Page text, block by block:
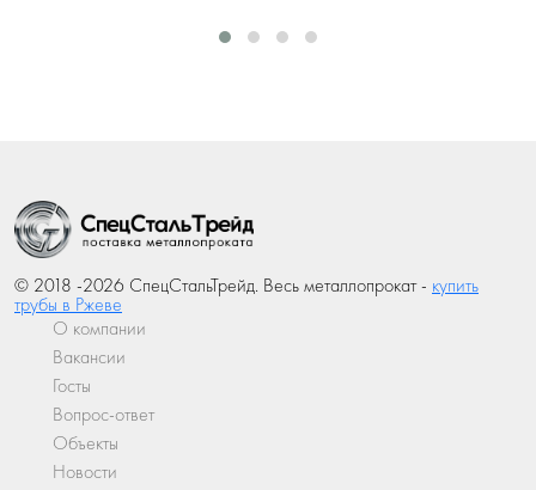
© 2018 -2026 СпецСтальТрейд. Весь металлопрокат - купить
трубы в Ржеве
О компании
Вакансии
Госты
Вопрос-ответ
Объекты
Новости